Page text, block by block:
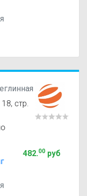
стр.
482.00руб